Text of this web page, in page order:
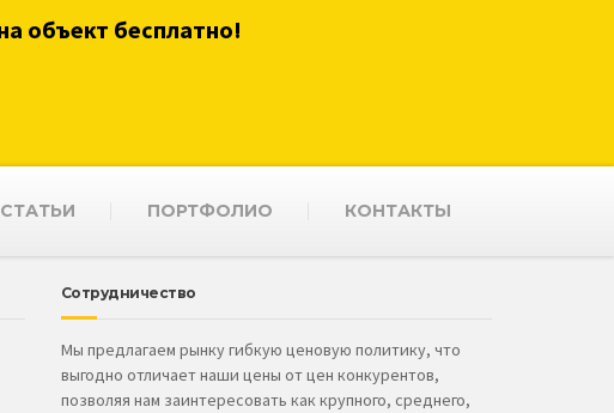
объект бесплатно!
СТАТЬИ ПОРТФОЛИО КОНТАКТЫ
Сотрудничество
Мы предлагаем рынку гибкую ценовую политику, что
выгодно отличает наши цены от цен конкурентов,
позволяя нам заинтересовать как крупного, среднего,